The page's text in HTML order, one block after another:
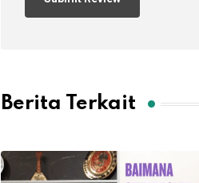
Berita Terkait